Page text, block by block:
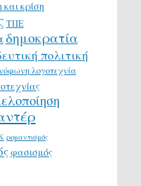
και κρίση
ΤΠΕ
δημοκρατία
πολιτική
λογοτεχνία
ρομαντισμός
φασισμός